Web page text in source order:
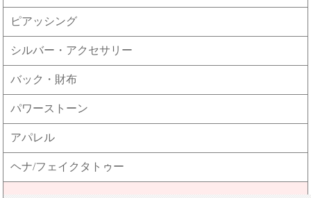
ピアッシング
シルバー・アクセサリー
バック・財布
パワーストーン
アパレル
ヘナ/フェイクタトゥー